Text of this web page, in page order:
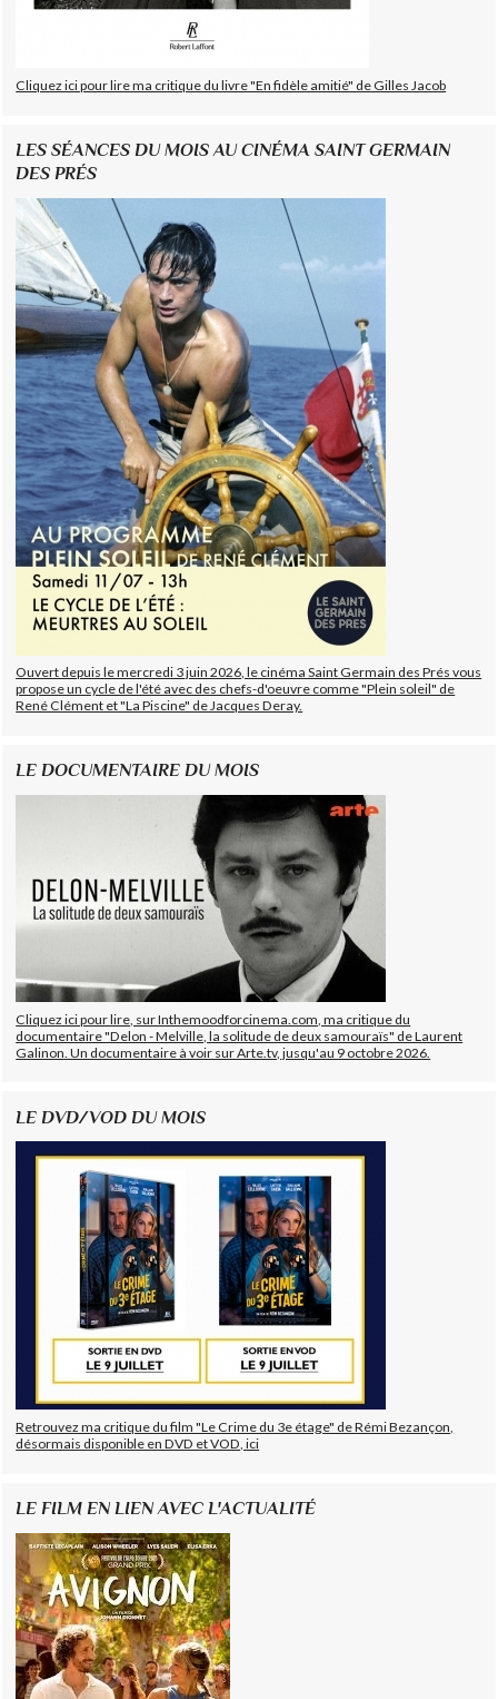
Cliquez ici pour lire ma critique du livre "En fidèle amitié" de Gilles Jacob
LES SÉANCES DU MOIS AU CINÉMA SAINT GERMAIN
DES PRÉS
Ouvert depuis le mercredi 3 juin 2026, le cinéma Saint Germain des Prés vous
propose un cycle de l'été avec des chefs-d'oeuvre comme "Plein soleil" de
René Clément et "La Piscine" de Jacques Deray.
LE DOCUMENTAIRE DU MOIS
Cliquez ici pour lire, sur Inthemoodforcinema.com, ma critique du
documentaire "Delon - Melville, la solitude de deux samouraïs" de Laurent
Galinon. Un documentaire à voir sur Arte.tv, jusqu'au 9 octobre 2026.
LE DVD/VOD DU MOIS
Retrouvez ma critique du film "Le Crime du 3e étage" de Rémi Bezançon,
désormais disponible en DVD et VOD, ici
LE FILM EN LIEN AVEC L'ACTUALITÉ